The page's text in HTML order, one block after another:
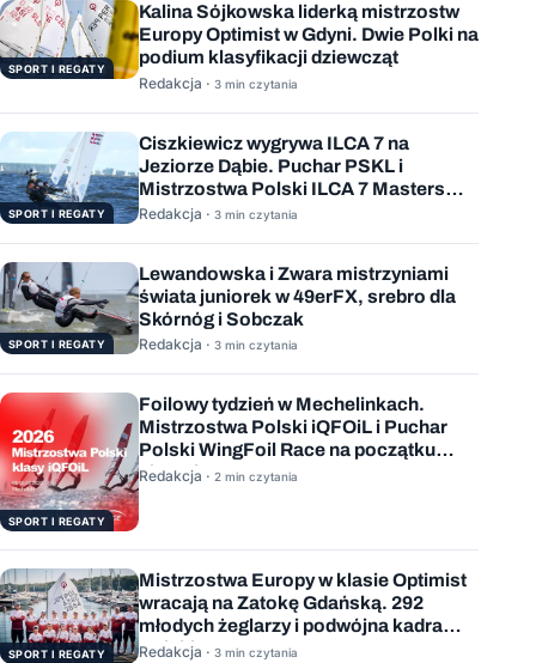
SPORT I REGATY
Kalina Sójkowska liderką mistrzostw
Europy Optimist w Gdyni. Dwie Polki na
podium klasyfikacji dziewcząt
Redakcja · 3 min czytania
SPORT I REGATY
Ciszkiewicz wygrywa ILCA 7 na
Jeziorze Dąbie. Puchar PSKL i
Mistrzostwa Polski ILCA 7 Masters
rozstrzygnięte
Redakcja · 3 min czytania
SPORT I REGATY
Lewandowska i Zwara mistrzyniami
świata juniorek w 49erFX, srebro dla
Skórnóg i Sobczak
Redakcja · 3 min czytania
SPORT I REGATY
Foilowy tydzień w Mechelinkach.
Mistrzostwa Polski iQFOiL i Puchar
Polski WingFoil Race na początku
sierpnia
Redakcja · 2 min czytania
SPORT I REGATY
Mistrzostwa Europy w klasie Optimist
wracają na Zatokę Gdańską. 292
młodych żeglarzy i podwójna kadra
Polski
Redakcja · 3 min czytania